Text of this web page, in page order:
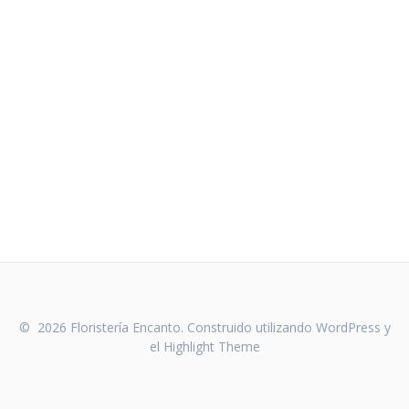
© 2026 Floristería Encanto. Construido utilizando WordPress y
el Highlight Theme